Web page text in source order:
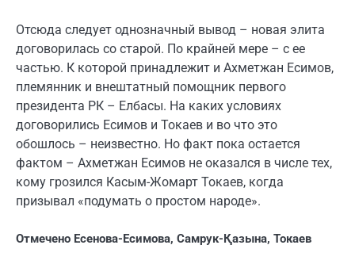
Отсюда следует однозначный вывод – новая элита
договорилась со старой. По крайней мере – с ее
частью. К которой принадлежит и Ахметжан Есимов,
племянник и внештатный помощник первого
президента РК – Елбасы. На каких условиях
договорились Есимов и Токаев и во что это
обошлось – неизвестно. Но факт пока остается
фактом – Ахметжан Есимов не оказался в числе тех,
кому грозился Касым-Жомарт Токаев, когда
призывал «подумать о простом народе».
Отмечено Есенова-Есимова, Самрук-Қазына, Токаев